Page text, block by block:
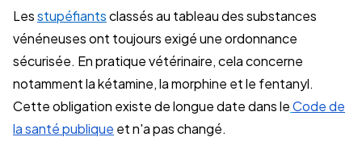
Lesstupéfiantsclassés au tableau des substances
vénéneuses ont toujours exigé une ordonnance
sécurisée. En pratique vétérinaire, cela concerne
notamment la kétamine, la morphine et le fentanyl.
Cette obligation existe de longue date dans leCode de
la santé publique et n'a pas changé.